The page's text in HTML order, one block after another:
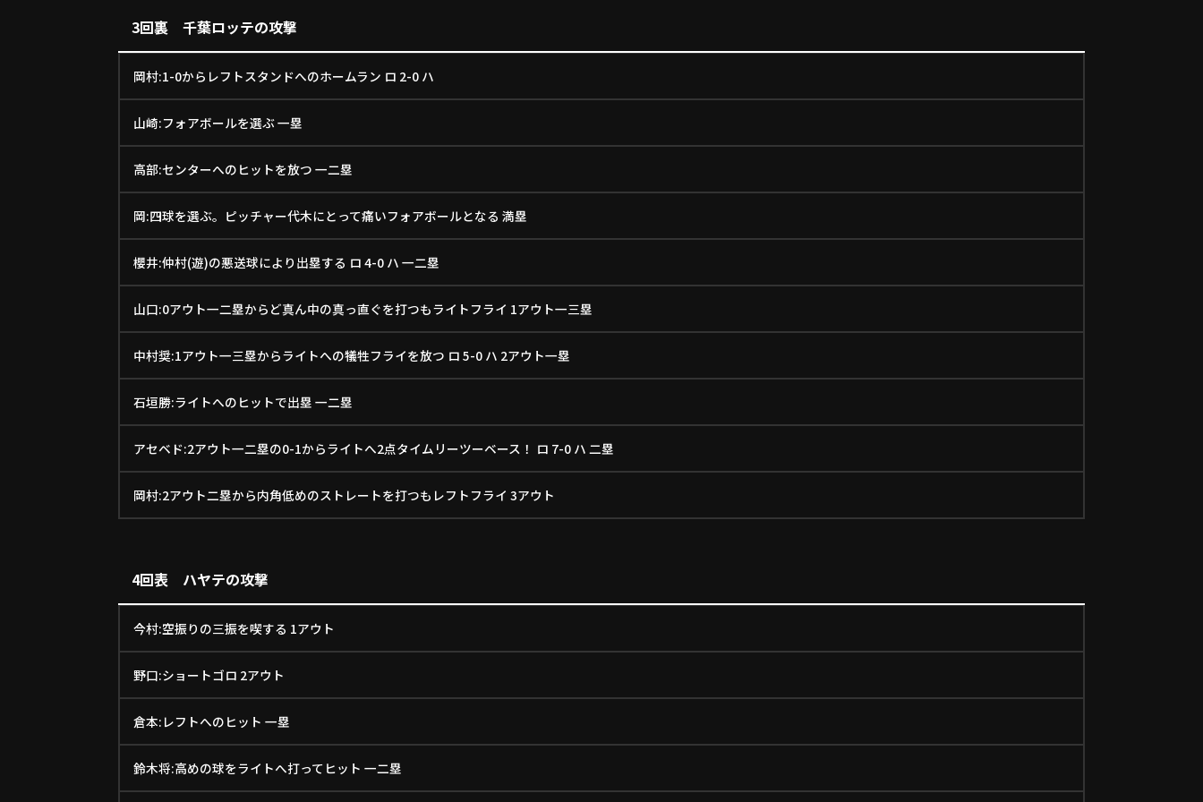
3回裏 千葉ロッテの攻撃
岡村:1-0からレフトスタンドへのホームラン ロ 2-0 ハ
山崎:フォアボールを選ぶ 一塁
高部:センターへのヒットを放つ 一二塁
岡:四球を選ぶ。ピッチャー代木にとって痛いフォアボールとなる 満塁
櫻井:仲村(遊)の悪送球により出塁する ロ 4-0 ハ 一二塁
山口:0アウト一二塁からど真ん中の真っ直ぐを打つもライトフライ 1アウト一三塁
中村奨:1アウト一三塁からライトへの犠牲フライを放つ ロ 5-0 ハ 2アウト一塁
石垣勝:ライトへのヒットで出塁 一二塁
アセベド:2アウト一二塁の0-1からライトへ2点タイムリーツーベース！ ロ 7-0 ハ 二塁
岡村:2アウト二塁から内角低めのストレートを打つもレフトフライ 3アウト
4回表 ハヤテの攻撃
今村:空振りの三振を喫する 1アウト
野口:ショートゴロ 2アウト
倉本:レフトへのヒット 一塁
鈴木将:高めの球をライトへ打ってヒット 一二塁